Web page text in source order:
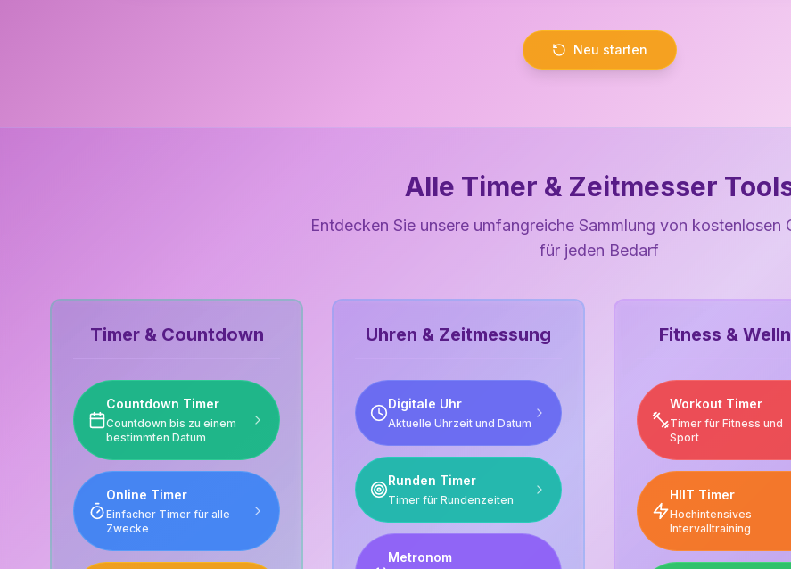
Neu starten
Alle Timer & Zeitmesser
Entdecken Sie unsere umfangreiche Sammlung von kostenlosen
für jeden Bedarf
Timer & Countdown
Countdown Timer
Countdown bis zu einem
bestimmten Datum
Online Timer
Einfacher Timer für alle
Zwecke
Uhren & Zeitmessung
Digitale Uhr
Aktuelle Uhrzeit und Datum
Runden Timer
Timer für Rundenzeiten
Metronom
Fitness &
Workout Timer
Timer für Fitness und
Sport
HIIT Timer
Hochintensives
Intervalltraining